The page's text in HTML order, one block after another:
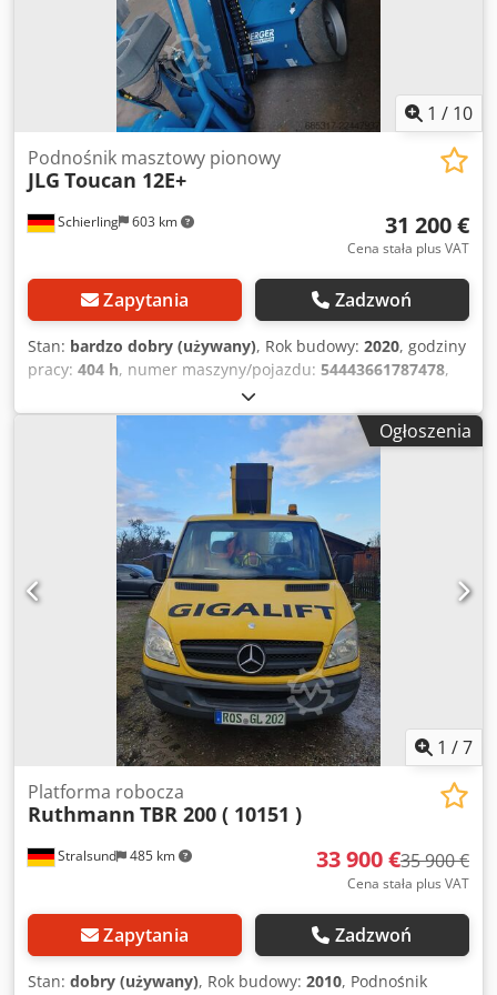
1 / 10
Schierling 603 km
Podnośnik masztowy pionowy
JLG Toucan 12E+
31 200 €
Cena stała plus VAT
Zapytania Zadzwoń
Stan: bardzo dobry (używany), Rok budowy: 2020, godziny
pracy: 404 h, numer maszyny/pojazdu: 54443661787478,
, masa całkowita:
paliwa:elektryczny, szerokość produktu (maks.):1 200
, wysokość robocza: 12 650 mm , typ silnika:
Elektryczny, producent: JLG Chsdszqb Ibopfx Alroa
Ogłoszenia
1 /7
Stralsund 485 km
Platforma robocza
Ruthmann TBR 200 ( 10151 )
33 900 €35 900 €
Cena stała plus VAT
Zapytania Zadzwoń
Stan: dobry (używany), Rok budowy: 2010, Podnośnik